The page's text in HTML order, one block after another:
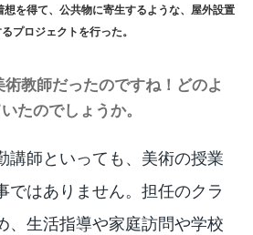
を得て、公共物に寄生するような、屋外設置
プロジェクトを行った。
教師だったのですね！どのよ
たのでしょうか。
講師といっても、美術の授業
ではありません。担任のクラ
、生活指導や家庭訪問や学校